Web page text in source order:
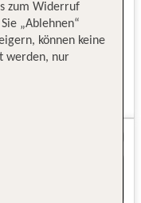
zum Widerruf
„Ablehnen“
können keine
werden, nur